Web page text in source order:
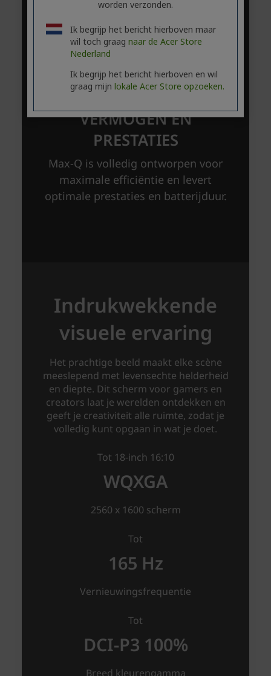
worden verzonden.
Ik begrijp het bericht hierboven maar
wil toch graag naar de Acer Store
Nederland
Ik begrijp het bericht hierboven en wil
graag mijn lokale Acer Store opzoeken.